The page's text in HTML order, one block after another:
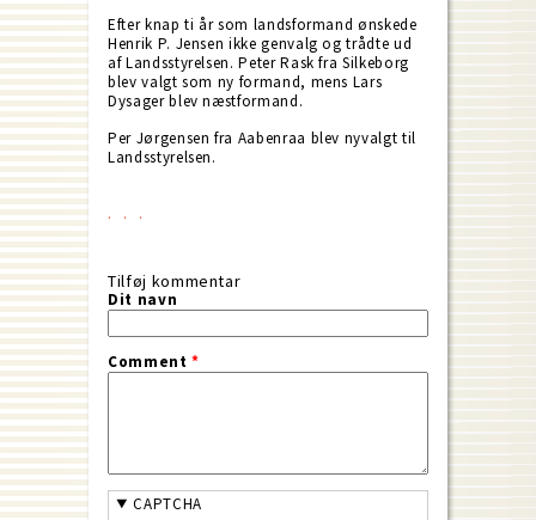
Efter knap ti år som landsformand ønskede
Henrik P. Jensen ikke genvalg og trådte ud
af Landsstyrelsen. Peter Rask fra Silkeborg
blev valgt som ny formand, mens Lars
Dysager blev næstformand.
Per Jørgensen fra Aabenraa blev nyvalgt til
Landsstyrelsen.
Tilføj kommentar
Dit navn
Comment*
CAPTCHA